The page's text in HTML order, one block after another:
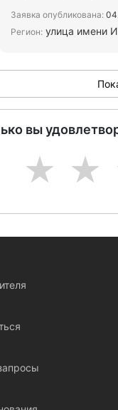
Заявка опубликована:
Регион: улица имени
вы
2
1